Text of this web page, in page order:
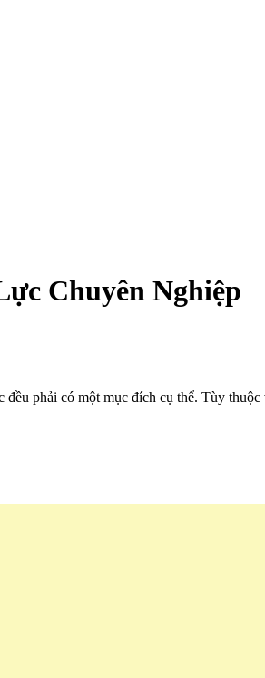
Chuyên Nghiệp
phải có một mục đích cụ thể. Tùy